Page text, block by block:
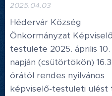
2025.04.03
Hédervár Község
Önkormányzat
testülete 2025. április 10.
napján (csütörtökön)
órától rendes nyilvános
képviselő-testületi ülést